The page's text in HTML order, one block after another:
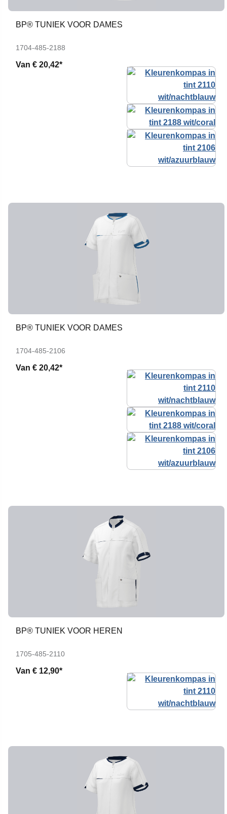
BP® TUNIEK VOOR DAMES
1704-485-2188
Van € 20,42*
BP® TUNIEK VOOR DAMES
1704-485-2106
Van € 20,42*
BP® TUNIEK VOOR HEREN
1705-485-2110
Van € 12,90*